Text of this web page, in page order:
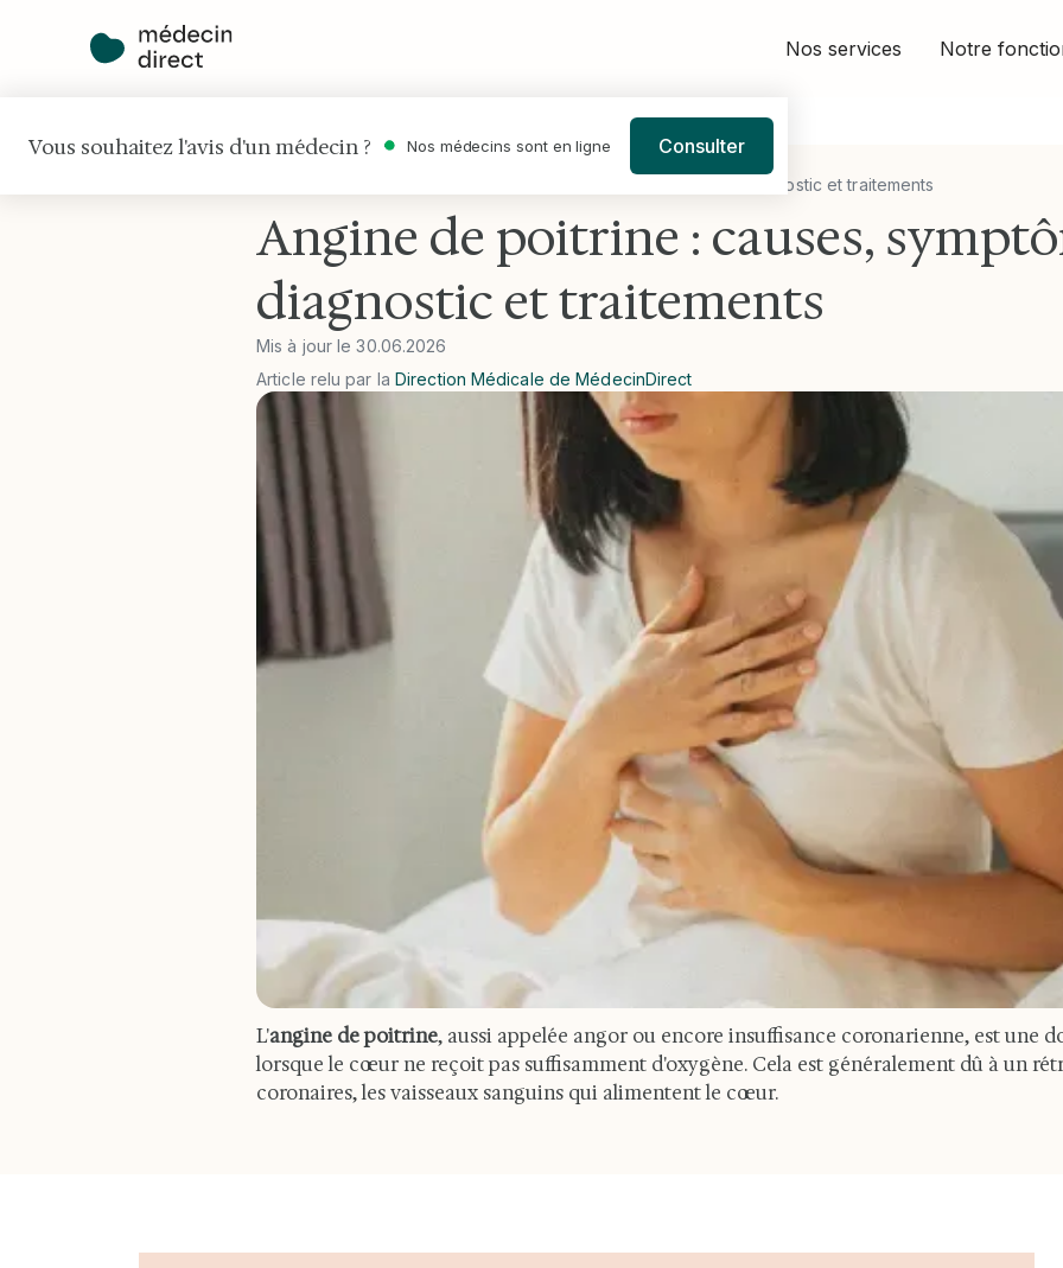
Nos services Notre
Vous souhaitez l'avis d'un médecin ? Nos médecins sont en ligne Consulter
Angine de poitrine : causes, symptômes, diagnostic et traitements
Angine de poitrine : causes,
diagnostic et traitements
Mis à jour le30.06.2026
Article relu par la Direction Médicale de MédecinDirect
L'angine de poitrine, aussi appelée angor ou encore insuffisance coronarienne, est une
lorsque le cœur ne reçoit pas suffisamment d'oxygène. Cela est généralement dû à un
coronaires, les vaisseaux sanguins qui alimentent le cœur.